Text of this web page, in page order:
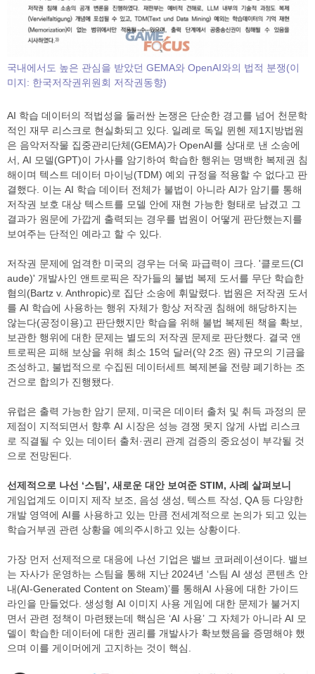
국내에서도 높은 관심을 받았던 GEMA와 OpenAI와의 법적 분쟁(이
미지: 한국저작권위원회 저작권동향)
AI 학습 데이터의 적법성을 둘러싼 논쟁은 단순한 경고를 넘어 천문학
적인 재무 리스크로 현실화되고 있다. 일례로 독일 뮌헨 제1지방법원
은 음악저작물 집중관리단체(GEMA)가 OpenAI를 상대로 낸 소송에
서, AI 모델(GPT)이 가사를 암기하여 학습한 행위는 명백한 복제권 침
해이며 텍스트 데이터 마이닝(TDM) 예외 규정을 적용할 수 없다고 판
결했다. 이는 AI 학습 데이터 전체가 불법이 아니라 AI가 암기를 통해
저작권 보호 대상 텍스트를 모델 안에 재현 가능한 형태로 남겼고 그
결과가 원문에 가깝게 출력되는 경우를 법원이 어떻게 판단했는지를
보여주는 단적인 예라고 할 수 있다.
저작권 문제에 엄격한 미국의 경우는 더욱 파급력이 크다. '클로드(Cl
aude)' 개발사인 앤트로픽은 작가들의 불법 복제 도서를 무단 학습한
혐의(Bartz v. Anthropic)로 집단 소송에 휘말렸다. 법원은 저작권 도서
를 AI 학습에 사용하는 행위 자체가 항상 저작권 침해에 해당하지는
않는다(공정이용)고 판단했지만 학습을 위해 불법 복제된 책을 확보,
보관한 행위에 대한 문제는 별도의 저작권 문제로 판단했다. 결국 앤
트로픽은 피해 보상을 위해 최소 15억 달러(약 2조 원) 규모의 기금을
조성하고, 불법적으로 수집된 데이터세트 복제본을 전량 폐기하는 조
건으로 합의가 진행됐다.
유럽은 출력 가능한 암기 문제, 미국은 데이터 출처 및 취득 과정의 문
제점이 지적되면서 향후 AI 시장은 성능 경쟁 못지 않게 사법 리스크
로 직결될 수 있는 데이터 출처·권리 관계 검증의 중요성이 부각될 것
으로 전망된다.
선제적으로 나선 ‘스팀’, 새로운 대안 보여준 STIM, 사례 살펴보니
게임업계도 이미지 제작 보조, 음성 생성, 텍스트 작성, QA 등 다양한
개발 영역에 AI를 사용하고 있는 만큼 전세계적으로 논의가 되고 있는
학습거부권 관련 상황을 예의주시하고 있는 상황이다.
가장 먼저 선제적으로 대응에 나선 기업은 밸브 코퍼레이션이다. 밸브
는 자사가 운영하는 스팀을 통해 지난 2024년 ‘스팀 AI 생성 콘텐츠 안
내(AI-Generated Content on Steam)’를 통해AI 사용에 대한 가이드
라인을 만들었다. 생성형 AI 이미지 사용 게임에 대한 문제가 불거지
면서 관련 정책이 마련됐는데 핵심은 ‘AI 사용’ 그 자체가 아니라 AI 모
델이 학습한 데이터에 대한 권리를 개발사가 확보했음을 증명해야 했
으며 이를 게이머에게 고지하는 것이 핵심.